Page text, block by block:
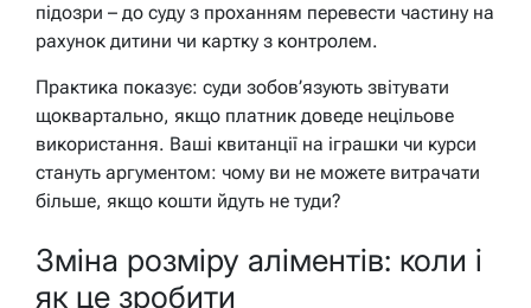
підозри – до суду з проханням перевести частину на
рахунок дитини чи картку з контролем.
Практика показує: суди зобов’язують звітувати
щоквартально, якщо платник доведе нецільове
використання. Ваші квитанції на іграшки чи курси
стануть аргументом: чому ви не можете витрачати
більше, якщо кошти йдуть не туди?
Зміна розміру аліментів: коли і
як це зробити